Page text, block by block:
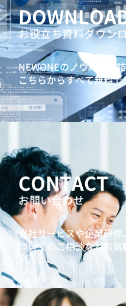
お役立ち資料ダウン
NEWONEのノウハウを
こちらからすべて無料
CONTACT
お問い合わせ
当社サービスや企業研
ついてのご相談などお気